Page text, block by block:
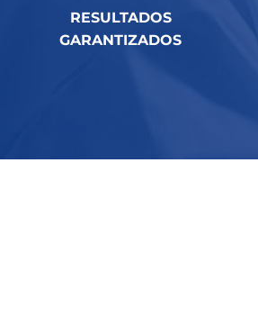
RESULTADOS
GARANTIZADOS